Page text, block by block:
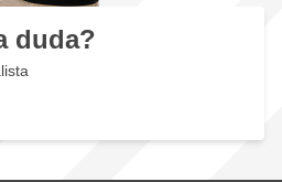
duda?